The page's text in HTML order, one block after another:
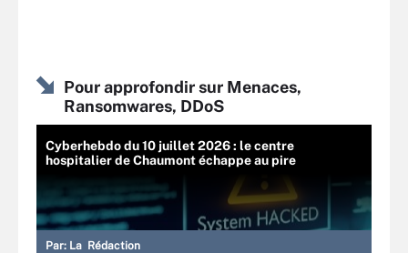
Pour approfondir sur Menaces,
Ransomwares, DDoS
Cyberhebdo du 10 juillet 2026 : le centre
hospitalier de Chaumont échappe au pire
Par: La Rédaction